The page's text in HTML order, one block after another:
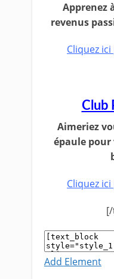
Apprenez
revenus
Cliquez
Club
Aimeriez
épaule
Cliquez
Add Element